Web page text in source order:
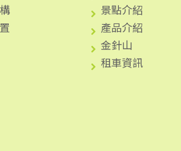
景點介紹
產品介紹
金針山
租車資訊